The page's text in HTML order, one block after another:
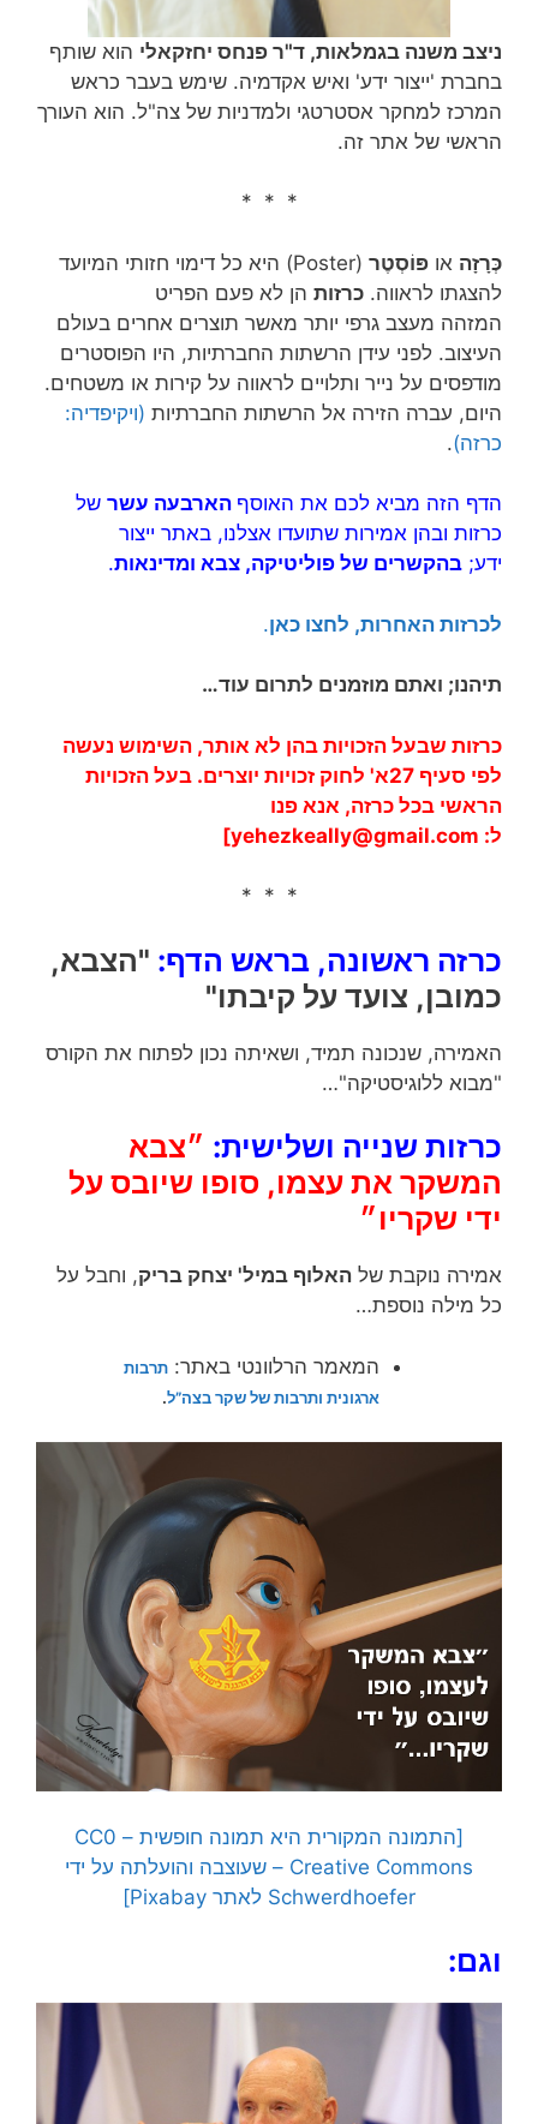
ניצב משנה בגמלאות, ד"ר פנחס יחזקאלי הוא שותף
בחברת 'ייצור ידע' ואיש אקדמיה. שימש בעבר כראש
המרכז למחקר אסטרטגי ולמדניות של צה"ל. הוא העורך
הראשי של אתר זה.
* * *
כְּרָזָה או פּוֹסְטֶר
(Poster) היא כל דימוי חזותי המיועד
להצגתו לראווה. כרזות הן לא פעם הפריט
המזהה מעצב גרפי יותר מאשר תוצרים אחרים בעולם
העיצוב. לפני עידן הרשתות החברתיות, היו הפוסטרים
מודפסים על נייר ותלויים לראווה על קירות או משטחים.
היום, עברה הזירה אל הרשתות החברתיות (ויקיפדיה:
כרזה).
הדף הזה מביא לכם את האוסף הארבעה עשר של
כרזות ובהן אמירות שתועדו אצלנו, באתר ייצור
ידע; בהקשרים של פוליטיקה, צבא ומדינאות.
לכרזות האחרות, לחצו כאן.
תיהנו; ואתם מוזמנים לתרום עוד…
כרזות שבעל הזכויות בהן לא אותר, השימוש נעשה
לפי סעיף 27א' לחוק זכויות יוצרים. בעל הזכויות
הראשי בכל כרזה, אנא פנו
ל: yehezkeally@gmail.com
]
* * *
כרזה ראשונה, בראש הדף: "הצבא,
כמובן, צועד על קיבתו"
האמירה, שנכונה תמיד, ושאיתה נכון לפתוח את הקורס
"מבוא ללוגיסטיקה"…
כרזות שנייה ושלישית: ״צבא
המשקר את עצמו, סופו שיובס על
ידי שקריו״
אמירה נוקבת של האלוף במיל' יצחק בריק, וחבל על
כל מילה נוספת…
המאמר הרלוונטי באתר: תרבות
ארגונית ותרבות של שקר בצה”ל.
[התמונה המקורית היא תמונה חופשית – CC0
Creative Commons – שעוצבה והועלתה על ידי
Schwerdhoefer לאתר Pixabay]
וגם: